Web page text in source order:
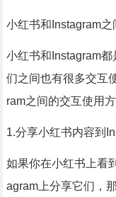
小红书和Instagram之
小红书和Instagram
们之间也有很多交互
ram之间的交互使用方
1.分享小红书内容到
如果你在小红书上看
agram上分享它们，